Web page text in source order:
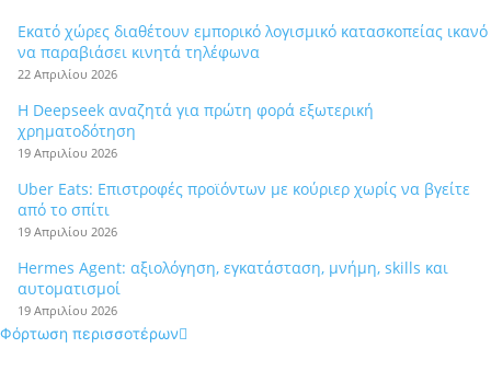
Εκατό χώρες διαθέτουν εμπορικό λογισμικό κατασκοπείας ικανό
να παραβιάσει κινητά τηλέφωνα
22 Απριλίου 2026
Η Deepseek αναζητά για πρώτη φορά εξωτερική
χρηματοδότηση
19 Απριλίου 2026
Uber Eats: Επιστροφές προϊόντων με κούριερ χωρίς να βγείτε
από το σπίτι
19 Απριλίου 2026
Hermes Agent: αξιολόγηση, εγκατάσταση, μνήμη, skills και
αυτοματισμοί
19 Απριλίου 2026
Φόρτωση περισσοτέρων